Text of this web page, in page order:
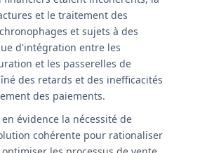
et le traitement des
et sujets à des
d'intégration entre les
et les passerelles de
des retards et des inefficacités
des paiements.
évidence la nécessité de
cohérente pour rationaliser